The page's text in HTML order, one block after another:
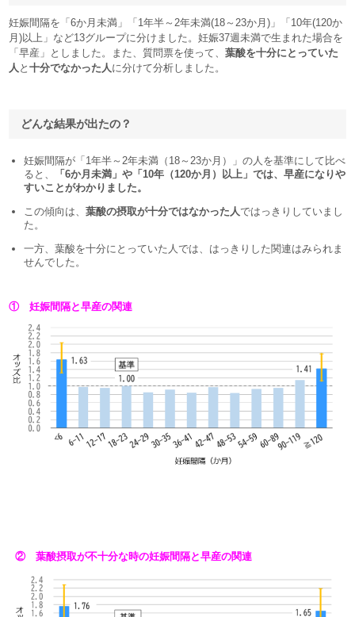
妊娠間隔を「6か月未満」「1年半～2年未満(18～23か月)」「10年(120か
月)以上」など13グループに分けました。妊娠37週未満で生まれた場合を
「早産」としました。また、質問票を使って、葉酸を十分にとっていた
人 と十分でなかった人に分けて分析しました。
どんな結果が出たの？
妊娠間隔が「1年半～2年未満（18～23か月）」の人を基準にして比べ
ると、
「6か月未満」や「10年（120か月）以上」では、早産になりや
すいことがわかりました。
この傾向は、葉酸の摂取が十分ではなかった人ではっきりしていまし
た。
一方、葉酸を十分にとっていた人では、はっきりした関連はみられま
せんでした。
① 妊娠間隔と早産の関連
② 葉酸摂取が不十分な時の妊娠間隔と早産の関連